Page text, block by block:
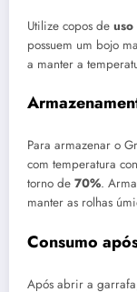
Utilize copos de
possuem um bojo
a manter a
Para armazenar o
com temperatura
torno de 70%.
manter as rolhas
Consumo
Após abrir a